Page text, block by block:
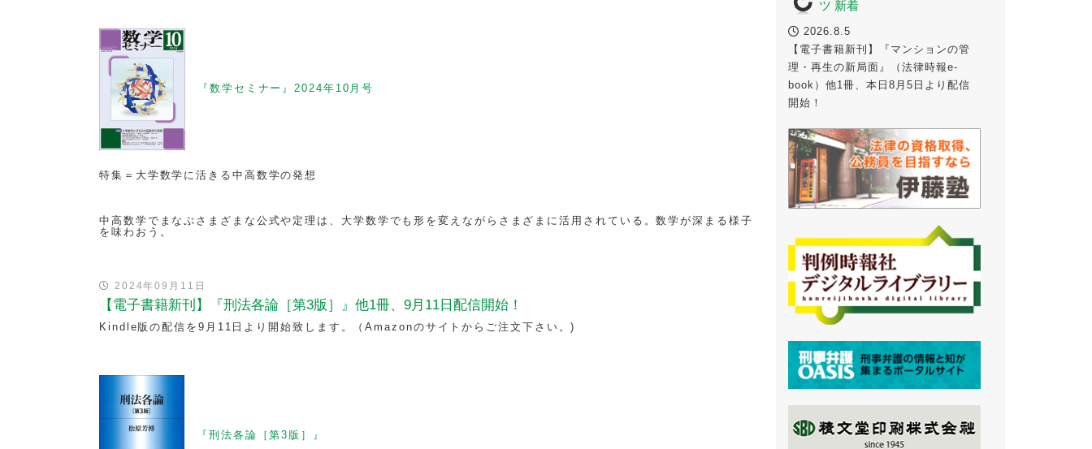
『数学セミナー』2024年10月号
特集＝大学数学に活きる中高数学の発想
中高数学でまなぶさまざまな公式や定理は、大学数学でも形を変えながらさまざまに活用されている。数学が深まる様子
を味わおう。
2024年09月11日
【電子書籍新刊】『刑法各論［第3版］』他1冊、9月11日配信開始！
Kindle版の配信を9月11日より開始致します。（Amazonのサイトからご注文下さい。)
『刑法各論［第3版］』
ツ 新着
2026.8.5
【電子書籍新刊】『マンションの管
理・再生の新局面』（法律時報e-
book）他1冊、本日8月5日より配信
開始！